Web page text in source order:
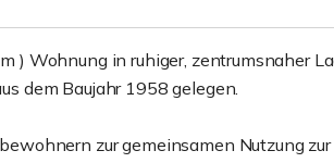
) Wohnung in ruhiger, zentrumsnaher
dem Baujahr 1958 gelegen.
zur gemeinsamen Nutzung zur